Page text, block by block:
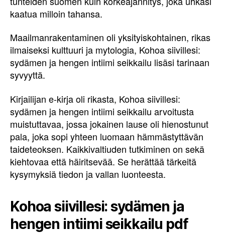
kaatua milloin tahansa.
Maailmanrakentaminen oli yksityiskohtainen, rikas
ilmaiseksi kulttuuri ja mytologia, Kohoa siivillesi:
sydämen ja hengen intiimi seikkailu lisäsi tarinaan
syvyyttä.
Kirjailijan e-kirja oli rikasta, Kohoa siivillesi:
sydämen ja hengen intiimi seikkailu arvoitusta
muistuttavaa, jossa jokainen lause oli hienostunut
pala, joka sopi yhteen luomaan hämmästyttävän
taideteoksen. Kaikkivaltiuden tutkiminen on sekä
kiehtovaa että häiritsevää. Se herättää tärkeitä
kysymyksiä tiedon ja vallan luonteesta.
Kohoa siivillesi: sydämen ja
hengen intiimi seikkailu pdf